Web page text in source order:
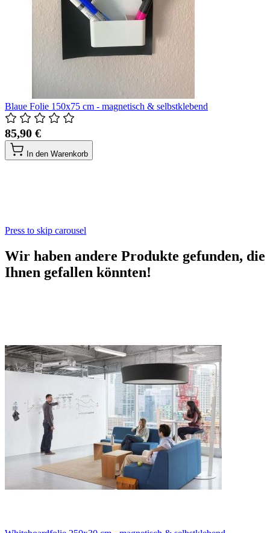
Blaue Folie 150x75 cm - magnetisch & selbstklebend
85,90 €
In den Warenkorb
Press to skip carousel
Wir haben andere Produkte gefunden, die
Ihnen gefallen könnten!